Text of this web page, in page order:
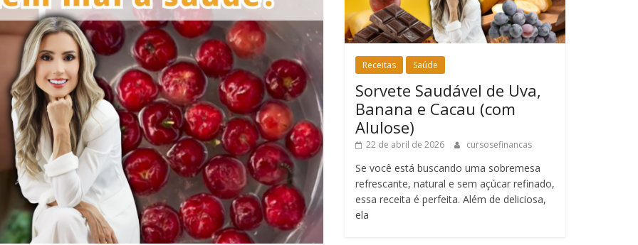
Receitas Saúde
Sorvete Saudável de Uva,
Banana e Cacau (com
Alulose)
22 de abril de 2026 cursosefinancas
Se você está buscando uma sobremesa
refrescante, natural e sem açúcar refinado,
essa receita é perfeita. Além de deliciosa,
ela